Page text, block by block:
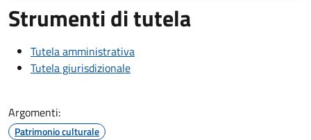
Strumenti di tutela
Tutela amministrativa
Tutela giurisdizionale
Argomenti:
Patrimonio culturale